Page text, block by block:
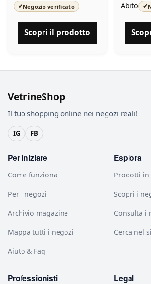
✔Negozio verificato
Scopri il prodotto
Abito
✔
VetrineShop
Il tuo shopping online nei negozi reali!
IG FB
Per iniziare
Come funziona
Per i negozi
Archivio magazine
Mappa tutti i negozi
Aiuto & Faq
Esplora
Prodotti in
Scopri i
Consulta i
Cerca nel
Professionisti Legal